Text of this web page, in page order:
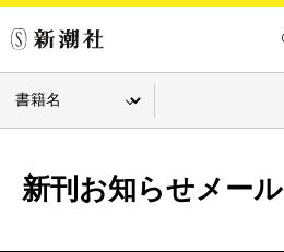
新刊お知らせメール